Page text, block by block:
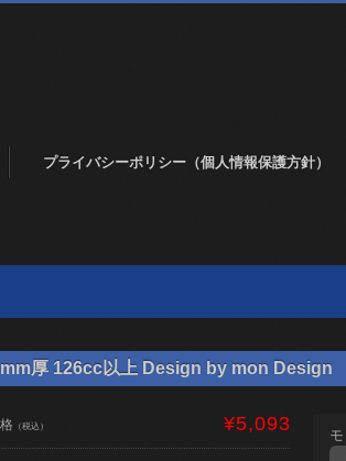
プライバシーポリシー（個人情報保護方針）
厚 126cc以上 Design by mon Design
（税込） ¥5,093